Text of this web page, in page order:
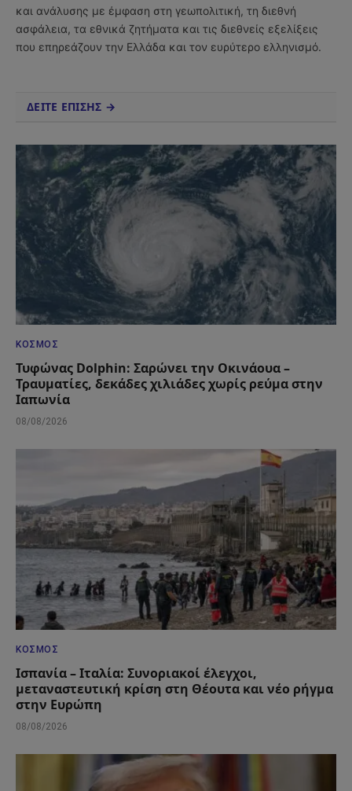
και ανάλυσης με έμφαση στη γεωπολιτική, τη διεθνή
ασφάλεια, τα εθνικά ζητήματα και τις διεθνείς εξελίξεις
που επηρεάζουν την Ελλάδα και τον ευρύτερο ελληνισμό.
ΔΕΙΤΕ ΕΠΙΣΗΣ →
ΚΌΣΜΟΣ
Τυφώνας Dolphin: Σαρώνει την Οκινάουα –
Τραυματίες, δεκάδες χιλιάδες χωρίς ρεύμα στην
Ιαπωνία
08/08/2026
ΚΌΣΜΟΣ
Ισπανία – Ιταλία: Συνοριακοί έλεγχοι,
μεταναστευτική κρίση στη Θέουτα και νέο ρήγμα
στην Ευρώπη
08/08/2026